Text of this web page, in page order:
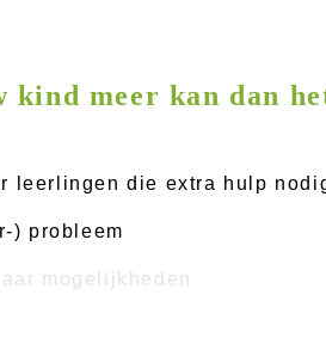
kind meer kan dan
leerlingen die extra hulp
) probleem
mogelijkheden